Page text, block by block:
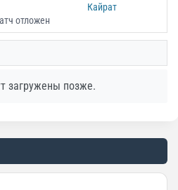
Кайрат
отложен
загружены позже.